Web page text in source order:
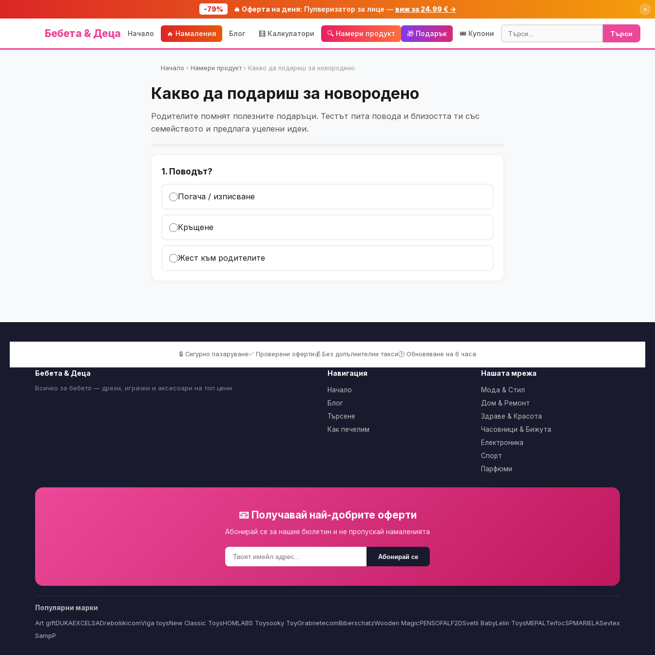
-79% 🔥 Оферта на деня: Пулверизатор за лице — виж за 24.99 € → ×
Бебета & Деца Начало 🔥 Намаления Блог 🧮 Калкулатори 🔍 Намери продукт 🎁 Подарък 🎟️ Купони Търси
Начало › Намери продукт› Какво да подариш за новородено
Какво да подариш за новородено
Родителите помнят полезните подаръци. Тестът пита повода и близостта ти със
семейството и предлага уцелени идеи.
1. Поводът?
Погача / изписване
Кръщене
Жест към родителите
🔒 Сигурно пазаруване✅ Проверени оферти💰 Без допълнителни такси🕒 Обновяване на 6 часа
Бебета & Деца
Всичко за бебето — дрехи, играчки и аксесоари на топ цени
Навигация
Начало
Блог
Търсене
Как печелим
Нашата мрежа
Мода & Стил
Дом & Ремонт
Здраве & Красота
Часовници & Бижута
Електроника
Спорт
Парфюми
📧 Получавай най-добрите оферти
Абонирай се за нашия бюлетин и не пропускай намаленията
Абонирай се
Популярни марки
Art giftDUKAEXCELSADreboliikicomViga toysNew Classic ToysHOMLABS Toysooky ToyGrabnetecomBiberschatzWooden MagicPENSOFALF2DSvetli BabyLelin ToysMEPALTeifocSPMARIELASevtex
SampP